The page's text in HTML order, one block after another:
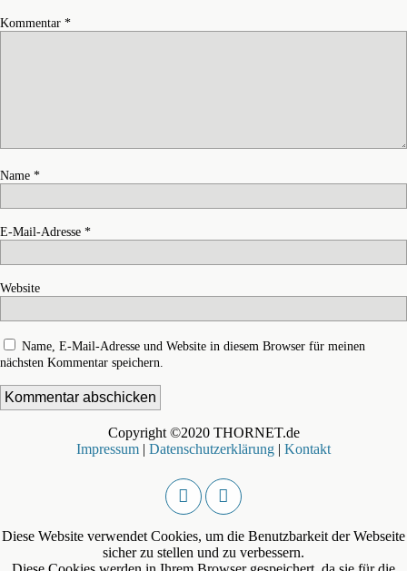
Kommentar *
Name *
E-Mail-Adresse *
Website
Name, E-Mail-Adresse und Website in diesem Browser für meinen
nächsten Kommentar speichern.
Copyright ©2020 THORNET.de
Impressum | Datenschutzerklärung | Kontakt
Diese Website verwendet Cookies, um die Benutzbarkeit der Webseite
sicher zu stellen und zu verbessern.